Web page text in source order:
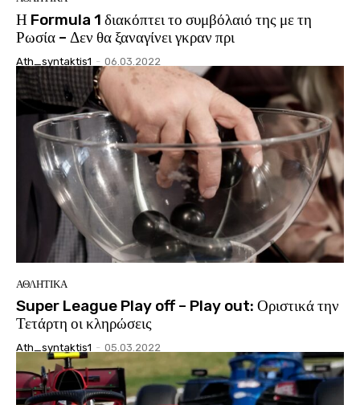
Η Formula 1 διακόπτει το συμβόλαιό της με τη
Ρωσία – Δεν θα ξαναγίνει γκραν πρι
Ath_syntaktis1 - 06.03.2022
ΑΘΛΗΤΙΚΑ
Super League Play off – Play out: Οριστικά την
Τετάρτη οι κληρώσεις
Ath_syntaktis1 - 05.03.2022